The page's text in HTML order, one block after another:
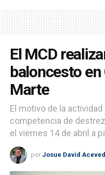
El MCD
baloncesto
Marte
El motivo de la
competencia de
el viernes 14 de abril a
por Josue David